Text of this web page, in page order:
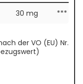
30 mg ***
der VO (EU) Nr.